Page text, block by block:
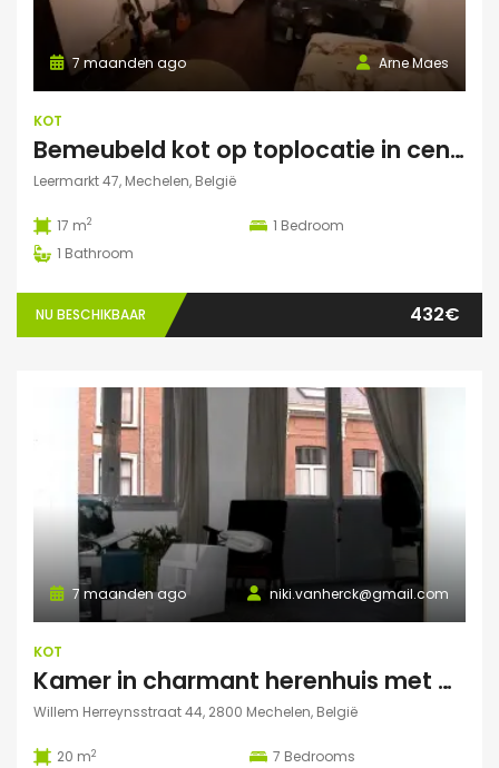
Arne Maes
7 maanden ago
KOT
Bemeubeld kot op toplocatie in centrum Mechelen met privédouche, dakterras en lavabo
Leermarkt 47, Mechelen, België
17 m2 1 Bedroom
1 Bathroom
NU BESCHIKBAAR 432€
niki.vanherck@gmail.com
7 maanden ago
KOT
Kamer in charmant herenhuis met grote zonnige tuin
Willem Herreynsstraat 44, 2800 Mechelen, België
20 m2 7 Bedrooms